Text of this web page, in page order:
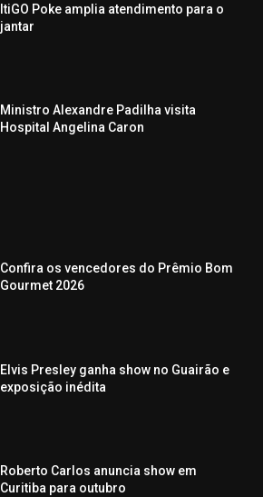
ItiGO Poke amplia atendimento para o
jantar
Ministro Alexandre Padilha visita
Hospital Angelina Caron
Confira os vencedores do Prêmio Bom
Gourmet 2026
Elvis Presley ganha show no Guairão e
exposição inédita
Roberto Carlos anuncia show em
Curitiba para outubro